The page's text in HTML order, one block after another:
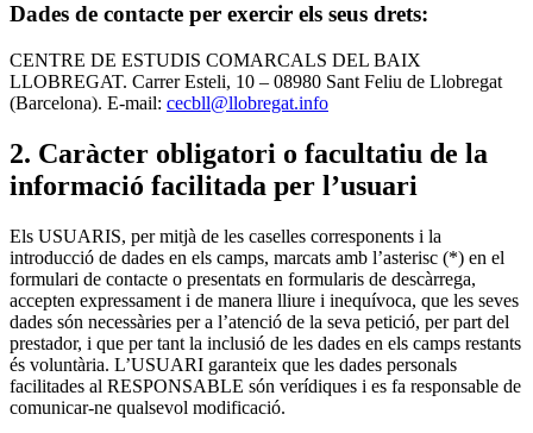
Dades de contacte per exercir els seus drets:
CENTRE DE ESTUDIS COMARCALS DEL BAIX
LLOBREGAT. Carrer Esteli, 10 – 08980 Sant Feliu de Llobregat
(Barcelona). E-mail: cecbll@llobregat.info
2. Caràcter obligatori o facultatiu de la
informació facilitada per l’usuari
Els USUARIS, per mitjà de les caselles corresponents i la
introducció de dades en els camps, marcats amb l’asterisc (*) en el
formulari de contacte o presentats en formularis de descàrrega,
accepten expressament i de manera lliure i inequívoca, que les seves
dades són necessàries per a l’atenció de la seva petició, per part del
prestador, i que per tant la inclusió de les dades en els camps restants
és voluntària. L’USUARI garanteix que les dades personals
facilitades al RESPONSABLE són verídiques i es fa responsable de
comunicar-ne qualsevol modificació.